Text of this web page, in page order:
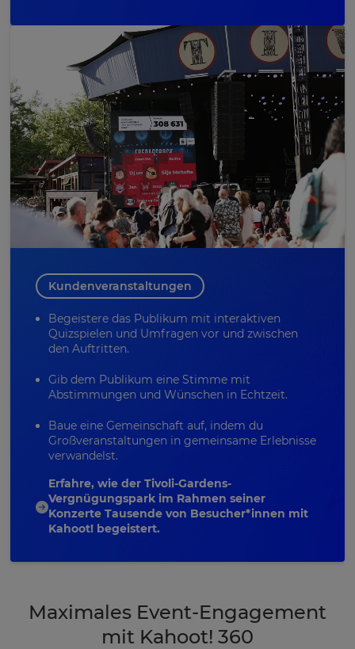
Kundenveranstaltungen
Begeistere das Publikum mit interaktiven
Quizspielen und Umfragen vor und zwischen
den Auftritten.
Gib dem Publikum eine Stimme mit
Abstimmungen und Wünschen in Echtzeit.
Baue eine Gemeinschaft auf, indem du
Großveranstaltungen in gemeinsame Erlebnisse
verwandelst.
Erfahre, wie der Tivoli-Gardens-
Vergnügungspark im Rahmen seiner
Konzerte Tausende von Besucher*innen mit
Kahoot! begeistert.
Maximales Event-Engagement
mit Kahoot! 360